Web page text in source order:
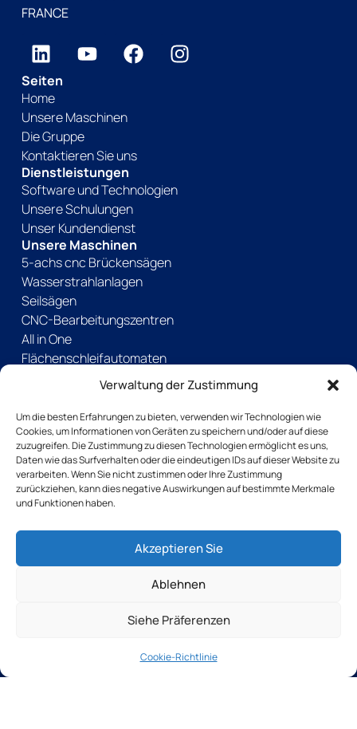
Verwaltung der Zustimmung
Um die besten Erfahrungen zu bieten, verwenden wir Technologien wie
Cookies, um Informationen von Geräten zu speichern und/oder auf diese
zuzugreifen. Die Zustimmung zu diesen Technologien ermöglicht es uns,
Daten wie das Surfverhalten oder die eindeutigen IDs auf dieser Website zu
verarbeiten. Wenn Sie nicht zustimmen oder Ihre Zustimmung
zurückziehen, kann dies negative Auswirkungen auf bestimmte Merkmale
und Funktionen haben.
Akzeptieren Sie
Ablehnen
Siehe Präferenzen
Cookie-Richtlinie
FRANCE
Seiten
Home
Unsere Maschinen
Die Gruppe
Kontaktieren Sie uns
Dienstleistungen
Software und Technologien
Unsere Schulungen
Unser Kundendienst
Unsere Maschinen
5-achs cnc Brückensägen
Wasserstrahlanlagen
Seilsägen
CNC-Bearbeitungszentren
All in One
Flächenschleifautomaten
Kantenschleifmaschinen
Andere Lösungen
Gebrauchte Maschinen
Seiten
Kontaktieren Sie uns
Laden Sie unsere Broschüre herunter
+33(0)2 31 66 68 00
Tochtergesellschaften
Cookie-Richtlinie